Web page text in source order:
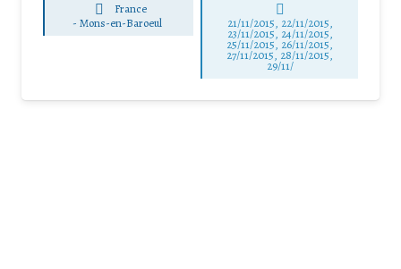
France
-Mons-en-Baroeul 21/11/2015, 22/11/2015,
23/11/2015, 24/11/2015,
25/11/2015, 26/11/2015,
27/11/2015, 28/11/2015,
29/11/